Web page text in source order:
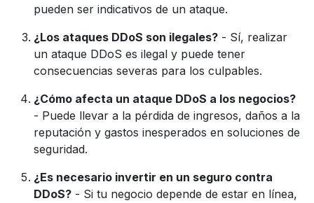
pueden ser indicativos de un ataque.
¿Los ataques DDoS son ilegales? - Sí, realizar
un ataque DDoS es ilegal y puede tener
consecuencias severas para los culpables.
¿Cómo afecta un ataque DDoS a los negocios?
- Puede llevar a la pérdida de ingresos, daños a la
reputación y gastos inesperados en soluciones de
seguridad.
¿Es necesario invertir en un seguro contra
DDoS? - Si tu negocio depende de estar en línea,